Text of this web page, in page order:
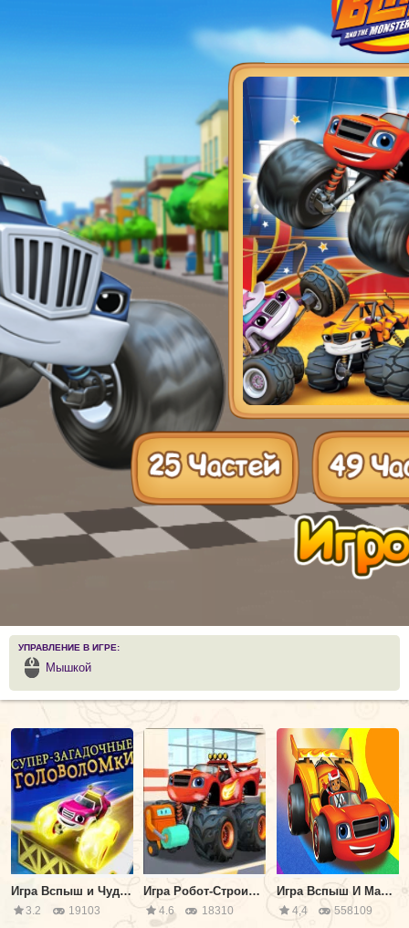
УПРАВЛЕНИЕ В ИГРЕ:
Мышкой
Игра Вспыш и Чудо Машинки: Супер-Загадочные Головоломки
3.2 19103
Игра Робот-Строитель: Вспыш и Чудо-Машинки
4.6 18310
Игра Вспыш И Машинки: Гонка в Небесах
4,4 558109